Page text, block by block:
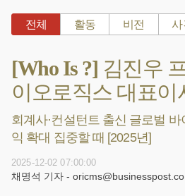
전체 활동 비전 사
[Who Is ?] 김진우
이오로직스 대표이
회계사·컨설턴트 출신 글로벌 바
익 확대 집중할 때 [2025년]
2025-12-02 07:00:00
채명석 기자 -